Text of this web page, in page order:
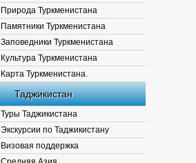
Природа Туркменистана
Памятники Туркменистана
Заповедники Туркменистана
Культура Туркменистана
Карта Туркменистана.
Таджикистан
Туры Таджикистана
Экскурсии по Таджикистану
Визовая поддержка